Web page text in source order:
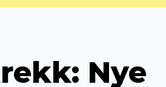
Nye